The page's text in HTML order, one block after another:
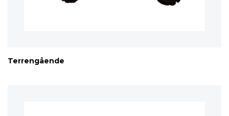
Terrengående